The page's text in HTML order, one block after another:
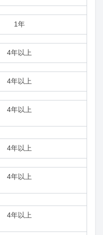
1年
4年以上
4年以上
4年以上
4年以上
4年以上
4年以上